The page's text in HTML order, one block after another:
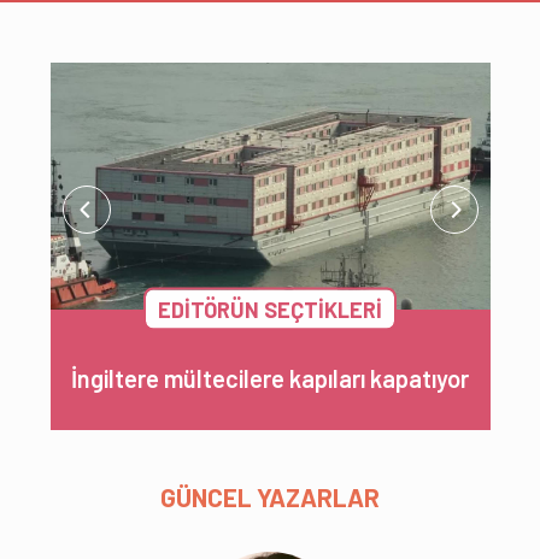
İngiltere mültecilere kapıları kapatıyor
Önceki Haber Sonraki
EDİTÖRÜN SEÇTİKLERİ
GÜNCEL YAZARLAR